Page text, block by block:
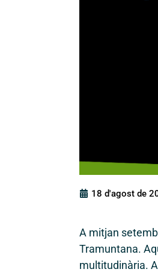
18 d'agost de
A mitjan
Tramuntana.
multitudinària.